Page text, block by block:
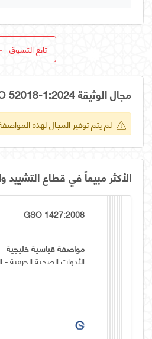
تابع التسوق
مجال الوثيقة GSO ISO 52018-1:2024
لم يتم توفير المجال لهذه
الأكثر مبيعاً في قطاع التشييد
GSO 1427:2008
مواصفة قياسية خليجية
الأدوات الصحية الخزفية -